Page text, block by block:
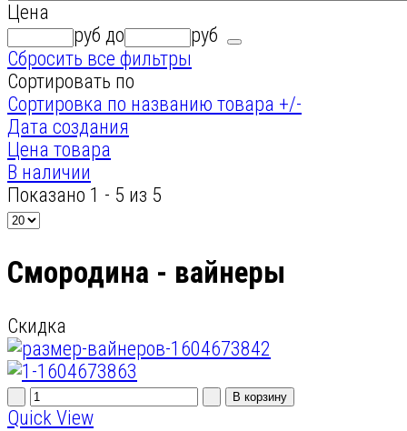
Цена
руб до
руб
Сбросить все фильтры
Сортировать по
Сортировка по названию товара +/-
Дата создания
Цена товара
В наличии
Показано 1 - 5 из 5
Смородина - вайнеры
Скидка
Quick View